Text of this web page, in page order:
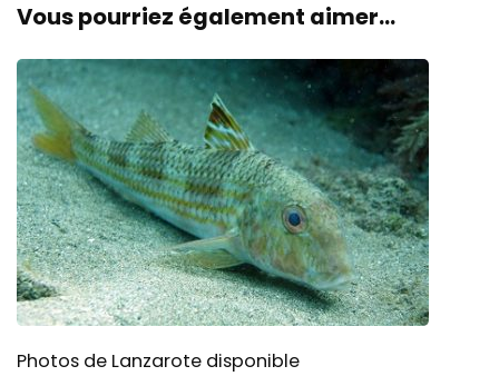
Vous pourriez également aimer...
Photos de Lanzarote disponible